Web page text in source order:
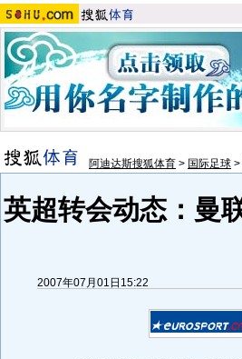
阿迪达斯搜狐体育 > 国际足球 >
英超转会动态：曼
2007年07月01日15:22